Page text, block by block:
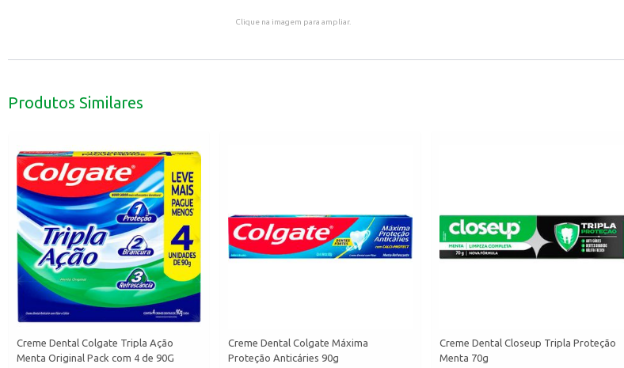
Clique na imagem para ampliar.
Produtos Similares
Creme Dental Colgate Tripla Ação
Menta Original Pack com 4 de 90G
Creme Dental Colgate Máxima
Proteção Anticáries 90g
Creme Dental Closeup Tripla Proteção
Menta 70g